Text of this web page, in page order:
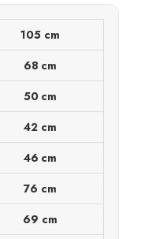
105 cm
68 cm
50 cm
42 cm
46 cm
76 cm
69 cm